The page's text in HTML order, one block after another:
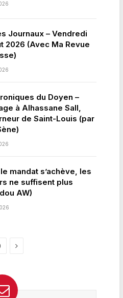
Journaux – Vendredi
2026 (Avec Ma Revue
du Doyen –
à Alhassane Sall,
de Saint-Louis (par
mandat s’achève, les
ne suffisent plus
AW)
Next